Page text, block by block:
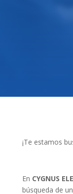
¡Te estamos
En CYGNUS
búsqueda de un